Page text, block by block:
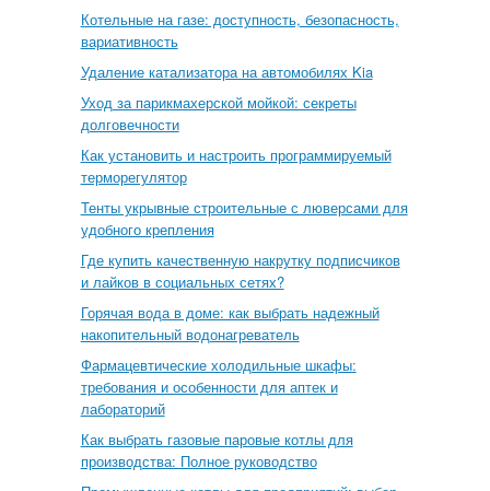
Котельные на газе: доступность, безопасность,
вариативность
Удаление катализатора на автомобилях Kia
Уход за парикмахерской мойкой: секреты
долговечности
Как установить и настроить программируемый
терморегулятор
Тенты укрывные строительные с люверсами для
удобного крепления
Где купить качественную накрутку подписчиков
и лайков в социальных сетях?
Горячая вода в доме: как выбрать надежный
накопительный водонагреватель
Фармацевтические холодильные шкафы:
требования и особенности для аптек и
лабораторий
Как выбрать газовые паровые котлы для
производства: Полное руководство